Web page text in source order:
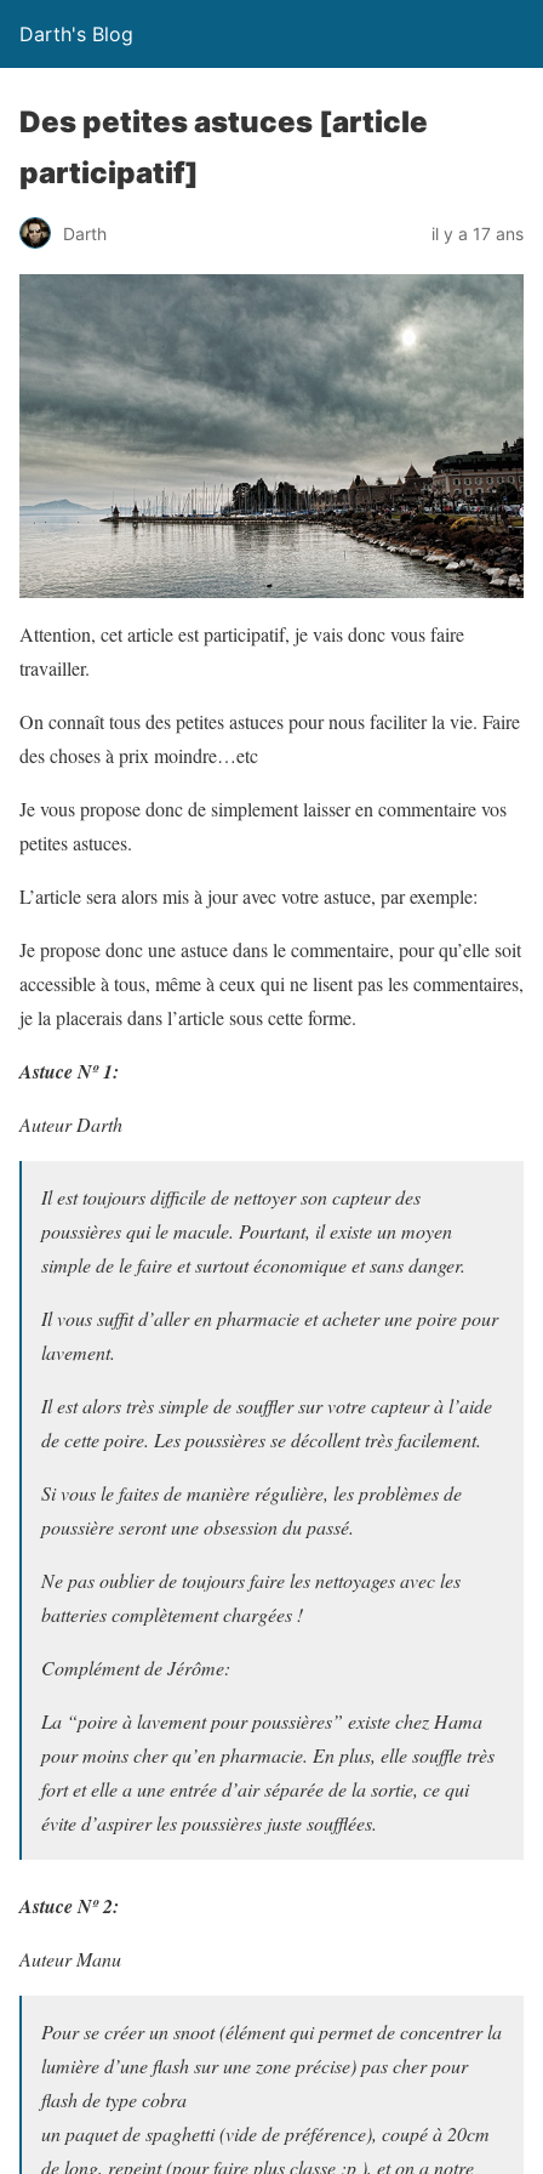
Darth's Blog
Des petites astuces [article
participatif]
Darth il y a 17 ans
Attention, cet article est participatif, je vais donc vous faire
travailler.
On connaît tous des petites astuces pour nous faciliter la vie. Faire
des choses à prix moindre…etc
Je vous propose donc de simplement laisser en commentaire vos
petites astuces.
L’article sera alors mis à jour avec votre astuce, par exemple:
Je propose donc une astuce dans le commentaire, pour qu’elle soit
accessible à tous, même à ceux qui ne lisent pas les commentaires,
je la placerais dans l’article sous cette forme.
Astuce Nº 1:
Auteur Darth
Il est toujours difficile de nettoyer son capteur des
poussières qui le macule. Pourtant, il existe un moyen
simple de le faire et surtout économique et sans danger.
Il vous suffit d’aller en pharmacie et acheter une poire pour
lavement.
Il est alors très simple de souffler sur votre capteur à l’aide
de cette poire. Les poussières se décollent très facilement.
Si vous le faites de manière régulière, les problèmes de
poussière seront une obsession du passé.
Ne pas oublier de toujours faire les nettoyages avec les
batteries complètement chargées !
Complément de Jérôme:
La “poire à lavement pour poussières” existe chez Hama
pour moins cher qu’en pharmacie. En plus, elle souffle très
fort et elle a une entrée d’air séparée de la sortie, ce qui
évite d’aspirer les poussières juste soufflées.
Astuce Nº 2:
Auteur Manu
Pour se créer un snoot (élément qui permet de concentrer la
lumière d’une flash sur une zone précise) pas cher pour
flash de type cobra
un paquet de spaghetti (vide de préférence), coupé à 20cm
de long, repeint (pour faire plus classe ;p ), et on a notre